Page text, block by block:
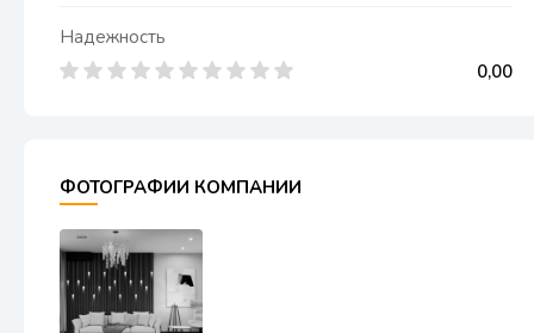
Надежность
0,00
ФОТОГРАФИИ КОМПАНИИ